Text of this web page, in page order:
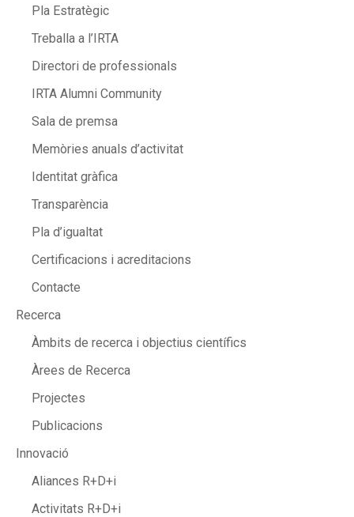
Pla Estratègic
Treballa a l’IRTA
Directori de professionals
IRTA Alumni Community
Sala de premsa
Memòries anuals d’activitat
Identitat gràfica
Transparència
Pla d’igualtat
Certificacions i acreditacions
Contacte
Recerca
Àmbits de recerca i objectius científics
Àrees de Recerca
Projectes
Publicacions
Innovació
Aliances R+D+i
Activitats R+D+i